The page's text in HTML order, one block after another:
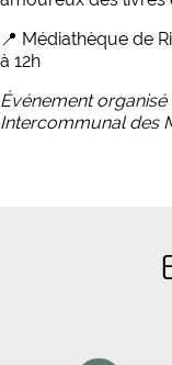
📍 Médiathèque de
à 12h
Événement
Intercommunal des